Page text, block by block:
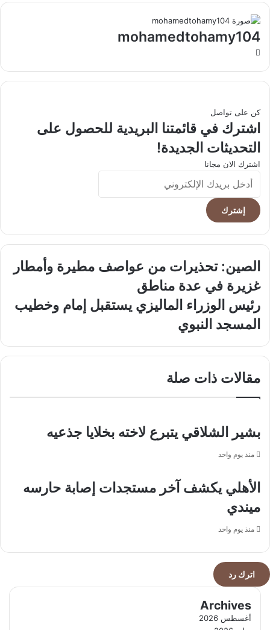
mohamedtohamy104
كن على تواصل
اشترك في قائمتنا البريدية للحصول على
التحديثات الجديدة!
اشترك الان مجانا
أدخل
بريدك
الإلكتروني
الصين:
تحذيرات
من
عواصف
مطيرة
وأمطار
مناطق
الصين: تحذيرات من عواصف مطيرة وأمطار
غزيرة في عدة مناطق
رئيس
الوزراء
الماليزي
المسجد
رئيس الوزراء الماليزي يستقبل إمام وخطيب
المسجد النبوي
مقالات ذات صلة
بشير الشلاقي يتبرع لاخته بخلايا جذعيه
منذ يوم واحد
الأهلي يكشف آخر مستجدات إصابة حارسه
ميندي
منذ يوم واحد
اترك رد
Archives
أغسطس 2026